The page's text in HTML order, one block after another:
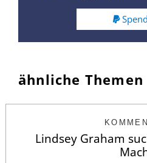
ähnliche Themen
Lindsey Graham